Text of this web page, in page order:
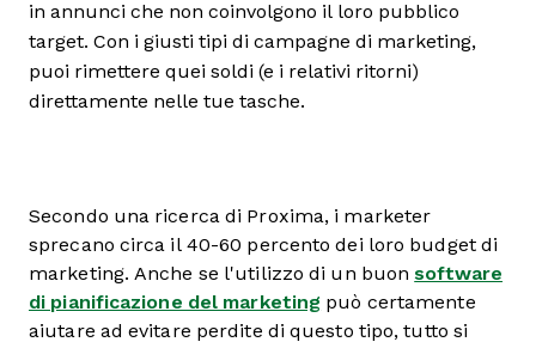
in annunci che non coinvolgono il loro pubblico
target. Con i giusti tipi di campagne di marketing,
puoi rimettere quei soldi (e i relativi ritorni)
direttamente nelle tue tasche.
Secondo una ricerca di Proxima, i marketer
sprecano circa il 40-60 percento dei loro budget di
marketing. Anche se l'utilizzo di un buonsoftware
di pianificazione del marketing può certamente
aiutare ad evitare perdite di questo tipo, tutto si